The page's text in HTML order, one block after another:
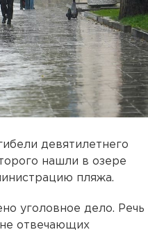
девятилетнего
нашли в озере
пляжа.
уголовное дело. Речь
не отвечающих